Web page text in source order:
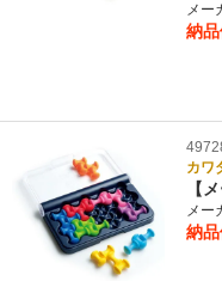
メー
納
カワ
【
メー
納